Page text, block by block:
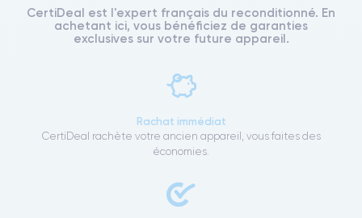
CertiDeal est l'expert français du reconditionné. En
achetant ici, vous bénéficiez de garanties
exclusives sur votre future appareil.
Rachat immédiat
CertiDeal rachète votre ancien appareil, vous faites des
économies.